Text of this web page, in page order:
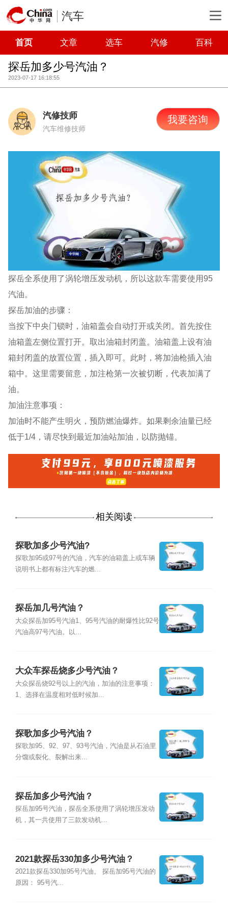
汽车
首页 文章 选车 汽修 百科
探岳加多少号汽油？
2023-07-17 16:18:55
汽修技师
汽车维修技师
我要咨询
探岳全系使用了涡轮增压发动机，所以这款车需要使用95
汽油。
探岳加油的步骤：
当按下中央门锁时，油箱盖会自动打开或关闭。首先按住
油箱盖左侧位置打开。取出油箱封闭盖。油箱盖上设有油
箱封闭盖的放置位置，插入即可。此时，将加油枪插入油
箱中。这里需要留意，加注枪第一次被切断，代表加满了
油。
加油注意事项：
加油时不能产生明火，预防燃油爆炸。如果剩余油量已经
低于1/4，请尽快到最近加油站加油，以防抛锚。
相关阅读
探歌加多少号汽油?
探歌加95或97号的汽油，汽车的油箱盖上或车辆
说明书上都有标注汽车的燃...
探岳加几号汽油？
大众探岳加95号汽油1、95号汽油的耐爆性比92号
汽油高97号汽油。以...
大众车探岳烧多少号汽油？
大众探岳烧92号以上的汽油，加油的注意事项：
1、选择在温度相对低时候加...
探歌加多少号汽油？
探歌加95、92、97、93号汽油，汽油是从石油里
分馏或裂化、裂解出来...
探岳加多少号汽油？
探岳加95号汽油，探岳全系使用了涡轮增压发动
机，其一共使用了三款发动机...
2021款探岳330加多少号汽油？
2021款探岳330加95号汽油。 探岳加95号汽油的
原因： 95号汽...